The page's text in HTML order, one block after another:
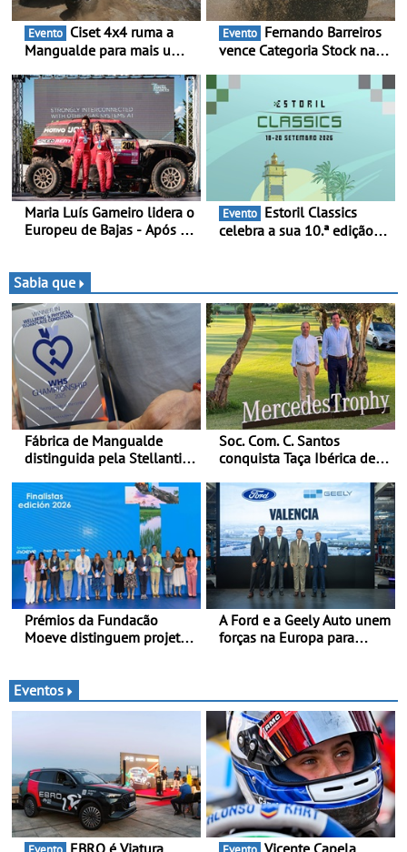
Evento
Mangualde para mais um
espetáculo, resistência e
Evento
vence Categoria Stock na
conquista importante
triunfo para o Mundial de
Maria Luís Gameiro lidera o
Europeu de Bajas - Após a
Evento
celebra a sua 10.ª edição
Sabia que
Fábrica de Mangualde
distinguida pela Stellantis
estar - Distinção reconhece
dois projetos locais com
impacto direto no bem-
estar dos colaboradores
Soc. Com. C. Santos
conquista Taça Ibérica de
MercedesTrophy
Prémios da Fundacão
Moeve distinguem projeto
transição ecológica justa
A Ford e a Geely Auto unem
forças na Europa para
Eventos